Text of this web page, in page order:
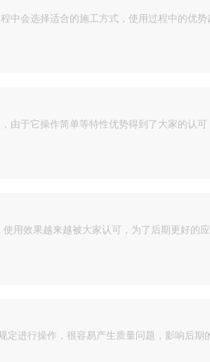
中会选择适合的施工方式，使用过程中的优
由于它操作简单等特性优势得到了大家的认
用效果越来越被大家认可，为了后期更好
定进行操作，很容易产生质量问题，影响后